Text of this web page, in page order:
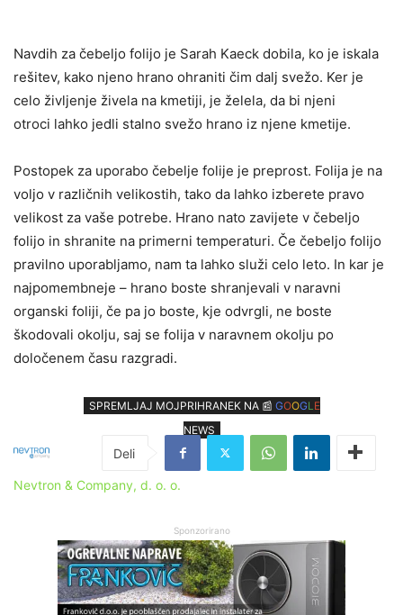
Navdih za čebeljo folijo je Sarah Kaeck dobila, ko je iskala
rešitev, kako njeno hrano ohraniti čim dalj svežo. Ker je
celo življenje živela na kmetiji, je želela, da bi njeni
otroci lahko jedli stalno svežo hrano iz njene kmetije.
Postopek za uporabo čebelje folije je preprost. Folija je na
voljo v različnih velikostih, tako da lahko izberete pravo
velikost za vaše potrebe. Hrano nato zavijete v čebeljo
folijo in shranite na primerni temperaturi. Če čebeljo folijo
pravilno uporabljamo, nam ta lahko služi celo leto. In kar je
najpomembneje – hrano boste shranjevali v naravni
organski foliji, če pa jo boste, kje odvrgli, ne boste
škodovali okolju, saj se folija v naravnem okolju po
določenem času razgradi.
SPREMLJAJ MOJPRIHRANEK NA 📰 GOOGL E
NEWS
Nevtron & Company, d. o. o.
Sponzorirano